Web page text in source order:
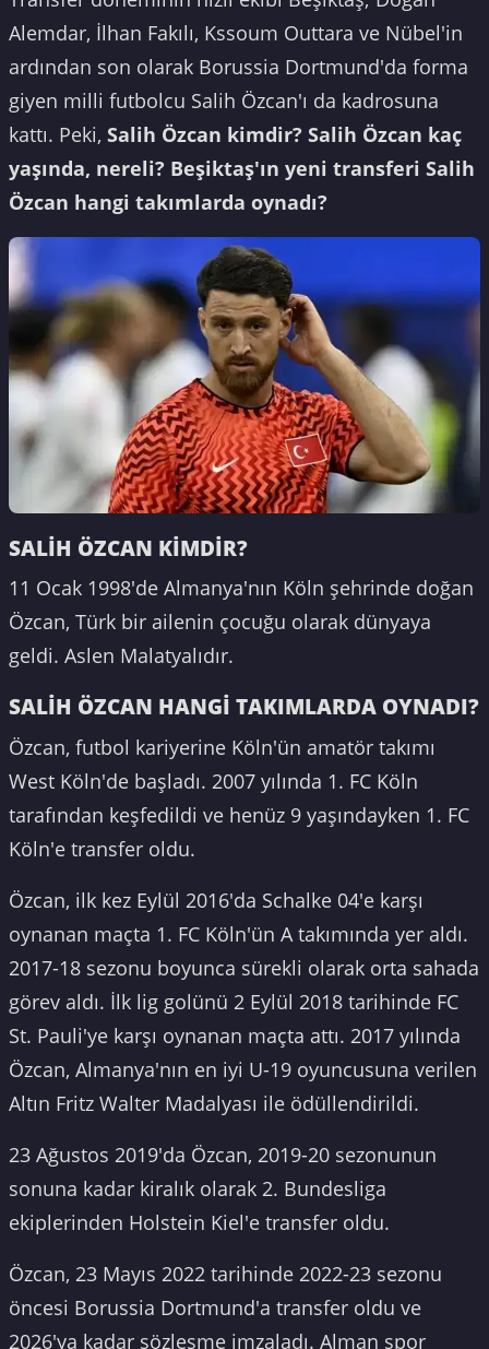
Alemdar, İlhan Fakılı, Kssoum Outtara ve Nübel'in
ardından son olarak Borussia Dortmund'da forma
giyen milli futbolcu Salih Özcan'ı da kadrosuna
kattı. Peki, Salih Özcan kimdir? Salih Özcan kaç
yaşında, nereli? Beşiktaş'ın yeni transferi Salih
Özcan hangi takımlarda oynadı?
SALİH ÖZCAN KİMDİR?
11 Ocak 1998'de Almanya'nın Köln şehrinde doğan
Özcan, Türk bir ailenin çocuğu olarak dünyaya
geldi. Aslen Malatyalıdır.
SALİH ÖZCAN HANGİ TAKIMLARDA OYNADI?
Özcan, futbol kariyerine Köln'ün amatör takımı
West Köln'de başladı. 2007 yılında 1. FC Köln
tarafından keşfedildi ve henüz 9 yaşındayken 1. FC
Köln'e transfer oldu.
Özcan, ilk kez Eylül 2016'da Schalke 04'e karşı
oynanan maçta 1. FC Köln'ün A takımında yer aldı.
2017-18 sezonu boyunca sürekli olarak orta sahada
görev aldı. İlk lig golünü 2 Eylül 2018 tarihinde FC
St. Pauli'ye karşı oynanan maçta attı. 2017 yılında
Özcan, Almanya'nın en iyi U-19 oyuncusuna verilen
Altın Fritz Walter Madalyası ile ödüllendirildi.
23 Ağustos 2019'da Özcan, 2019-20 sezonunun
sonuna kadar kiralık olarak 2. Bundesliga
ekiplerinden Holstein Kiel'e transfer oldu.
Özcan, 23 Mayıs 2022 tarihinde 2022-23 sezonu
öncesi Borussia Dortmund'a transfer oldu ve
2026'ya kadar sözleşme imzaladı. Alman spor